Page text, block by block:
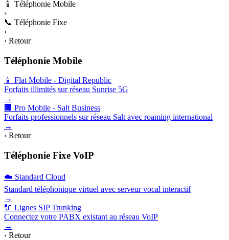
📱 Téléphonie Mobile
›
📞 Téléphonie Fixe
›
‹ Retour
Téléphonie Mobile
📱 Flat Mobile - Digital Republic
Forfaits illimités sur réseau Sunrise 5G
→
🏢 Pro Mobile - Salt Business
Forfaits professionnels sur réseau Salt avec roaming international
→
‹ Retour
Téléphonie Fixe VoIP
☁️ Standard Cloud
Standard téléphonique virtuel avec serveur vocal interactif
→
🔌 Lignes SIP Trunking
Connectez votre PABX existant au réseau VoIP
→
‹ Retour